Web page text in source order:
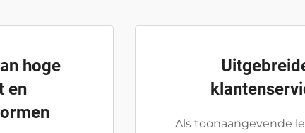
hoge
en
Als toonaangevende